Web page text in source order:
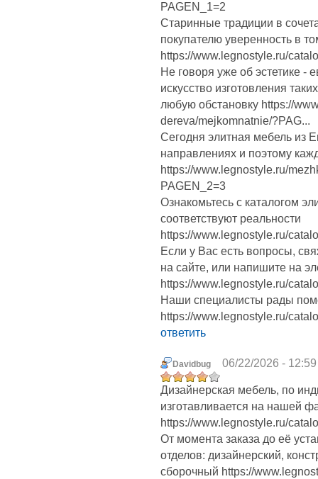
PAGEN_1=2
Старинные традиции в
покупателю уверенность в
https://www.legnostyle.ru/
Не говоря уже об эстетике -
искусство изготовления
любую обстановку https://
dereva/mejkomnatnie/?PAG...
Сегодня элитная мебель из
направлениях и поэтому
https://www.legnostyle.ru/
PAGEN_2=3
Ознакомьтесь с каталогом
соответствуют реальности
https://www.legnostyle.ru/
Если у Вас есть вопросы,
на сайте, или напишите на
https://www.legnostyle.ru/
Наши специалисты рады
https://www.legnostyle.ru/
ответить
Davidbug 06/22/2026 - 12:59
Дизайнерская мебель, по
изготавливается на нашей
https://www.legnostyle.ru/
От момента заказа до её
отделов: дизайнерский,
сборочный https://